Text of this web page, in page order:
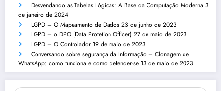
Desvendando as Tabelas Lógicas: A Base da Computação Moderna 3
de janeiro de 2024
LGPD – O Mapeamento de Dados 23 de junho de 2023
LGPD – o DPO (Data Protetion Officer) 27 de maio de 2023
LGPD – O Controlador 19 de maio de 2023
Conversando sobre segurança da Informação – Clonagem de
WhatsApp: como funciona e como defender-se 13 de maio de 2023